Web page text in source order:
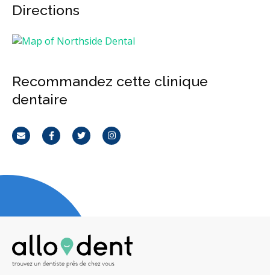
Directions
Recommandez cette clinique
dentaire
CourrielFacebookTwitterInstagram